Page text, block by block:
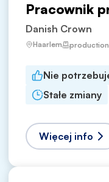
Pracownik
Danish Crown
Haarlem production
Nie
Stałe zmiany
Więcej info